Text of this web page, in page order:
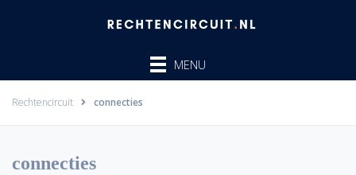
MENU
Rechtencircuit connecties
connecties